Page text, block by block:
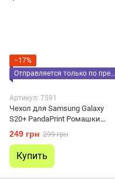
−17%
Отправляется только по предоплате
Артикул: 7591
Чехол для Samsung Galaxy
S20+ PandaPrint Ромашки
цветы
249 грн 299 грн
Купить